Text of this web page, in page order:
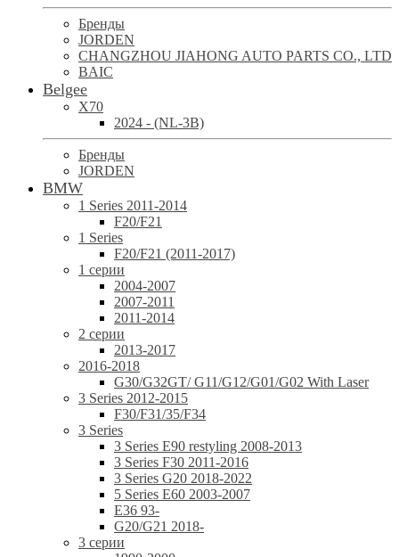
Бренды
JORDEN
CHANGZHOU JIAHONG AUTO PARTS CO., LTD
BAIC
Belgee
X70
2024 - (NL-3B)
Бренды
JORDEN
BMW
1 Series 2011-2014
F20/F21
1 Series
F20/F21 (2011-2017)
1 серии
2004-2007
2007-2011
2011-2014
2 серии
2013-2017
2016-2018
G30/G32GT/ G11/G12/G01/G02 With Laser
3 Series 2012-2015
F30/F31/35/F34
3 Series
3 Series E90 restyling 2008-2013
3 Series F30 2011-2016
3 Series G20 2018-2022
5 Series E60 2003-2007
E36 93-
G20/G21 2018-
3 серии